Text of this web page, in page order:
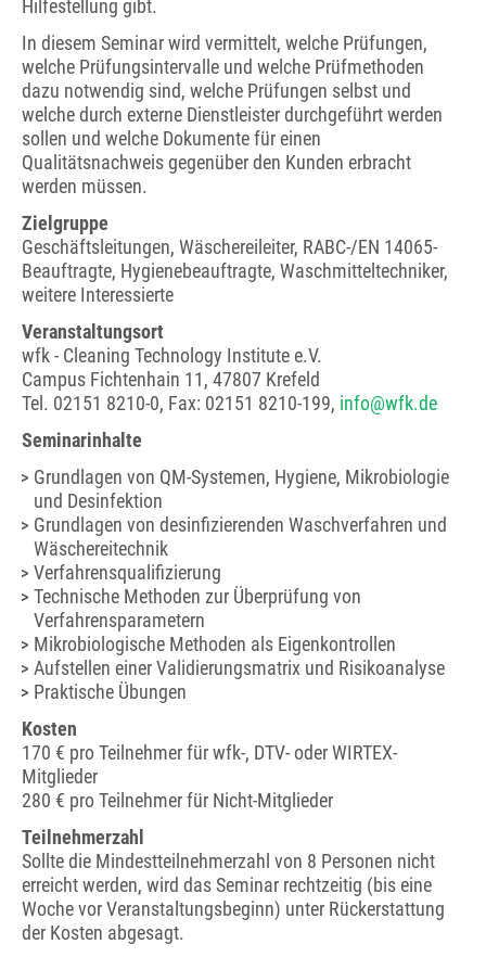
Hilfestellung gibt.
In diesem Seminar wird vermittelt, welche Prüfungen,
welche Prüfungsintervalle und welche Prüfmethoden
dazu notwendig sind, welche Prüfungen selbst und
welche durch externe Dienstleister durchgeführt werden
sollen und welche Dokumente für einen
Qualitätsnachweis gegenüber den Kunden erbracht
werden müssen.
Zielgruppe
Geschäftsleitungen, Wäschereileiter, RABC-/EN 14065-
Beauftragte, Hygienebeauftragte, Waschmitteltechniker,
weitere Interessierte
Veranstaltungsort
wfk - Cleaning Technology Institute e.V.
Campus Fichtenhain 11, 47807 Krefeld
Tel. 02151 8210-0, Fax: 02151 8210-199, info@wfk.de
Seminarinhalte
Grundlagen von QM-Systemen, Hygiene, Mikrobiologie
und Desinfektion
Grundlagen von desinfizierenden Waschverfahren und
Wäschereitechnik
Verfahrensqualifizierung
Technische Methoden zur Überprüfung von
Verfahrensparametern
Mikrobiologische Methoden als Eigenkontrollen
Aufstellen einer Validierungsmatrix und Risikoanalyse
Praktische Übungen
Kosten
170 € pro Teilnehmer für wfk-, DTV- oder WIRTEX-
Mitglieder
280 € pro Teilnehmer für Nicht-Mitglieder
Teilnehmerzahl
Sollte die Mindestteilnehmerzahl von 8 Personen nicht
erreicht werden, wird das Seminar rechtzeitig (bis eine
Woche vor Veranstaltungsbeginn) unter Rückerstattung
der Kosten abgesagt.